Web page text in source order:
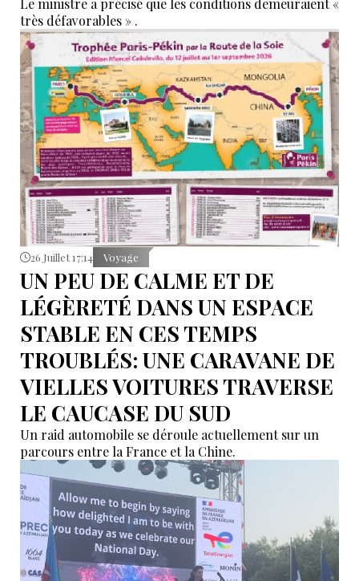
Le ministre a précisé que les conditions demeuraient «
très défavorables » .
26 Juillet 17:14 Voyage
UN PEU DE CALME ET DE
LÉGÈRETÉ DANS UN ESPACE
STABLE EN CES TEMPS
TROUBLÉS: UNE CARAVANE DE
VIELLES VOITURES TRAVERSE
LE CAUCASE DU SUD
Un raid automobile se déroule actuellement sur un
parcours entre la France et la Chine.